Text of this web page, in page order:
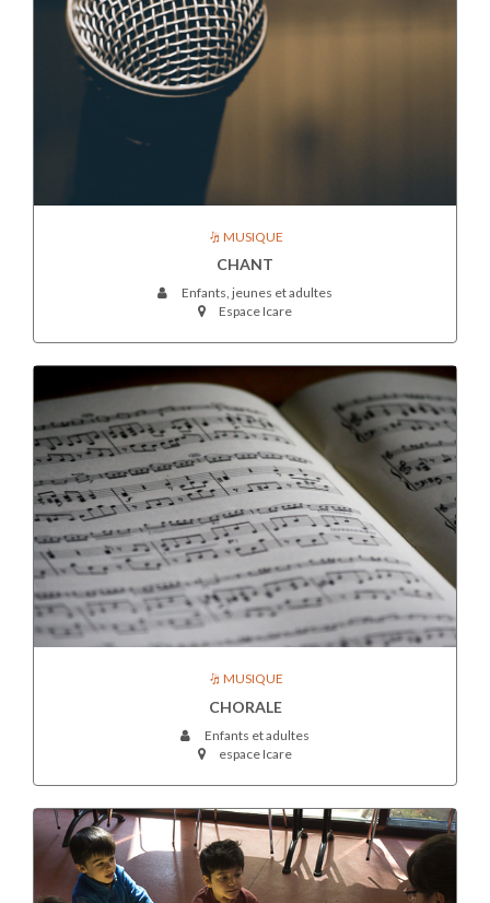
MUSIQUE
CHANT
Enfants, jeunes et adultes
Espace Icare
MUSIQUE
CHORALE
Enfants et adultes
espace Icare